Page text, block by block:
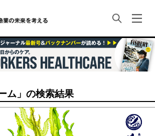
ム」の検索結果